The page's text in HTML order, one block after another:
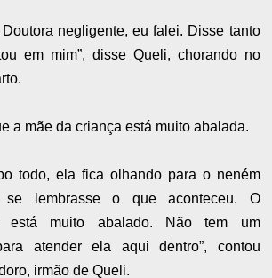
negligente, eu falei. Disse tanto
em mim”, disse Queli, chorando no
a mãe da criança está muito abalada.
todo, ela fica olhando para o neném
se lembrasse o que aconteceu. O
está muito abalado. Não tem um
atender ela aqui dentro”, contou
irmão de Queli.